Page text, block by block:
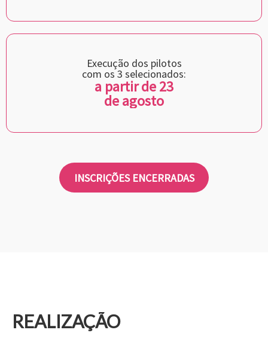
Execução dos pilotos
com os 3 selecionados:
a partir de 23
de agosto
INSCRIÇÕES ENCERRADAS
REALIZAÇÃO